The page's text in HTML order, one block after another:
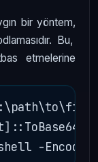
bir yöntem,
Bu,
etmelerine